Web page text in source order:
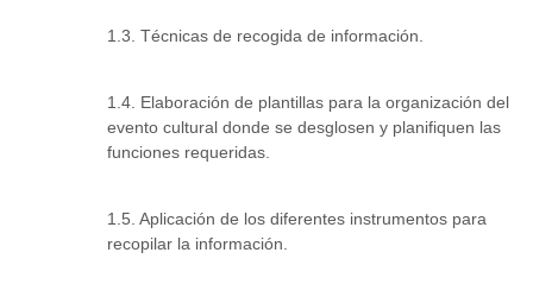
1.3. Técnicas de recogida de información.
1.4. Elaboración de plantillas para la organización del
evento cultural donde se desglosen y planifiquen las
funciones requeridas.
1.5. Aplicación de los diferentes instrumentos para
recopilar la información.